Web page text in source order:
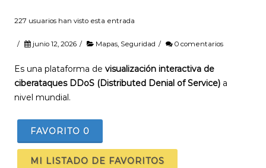
227 usuarios han visto esta entrada
/ junio 12, 2026 / Mapas, Seguridad / 0 comentarios
Es una plataforma de visualización interactiva de
ciberataques DDoS (Distributed Denial of Service) a
nivel mundial.
FAVORITO 0
MI LISTADO DE FAVORITOS